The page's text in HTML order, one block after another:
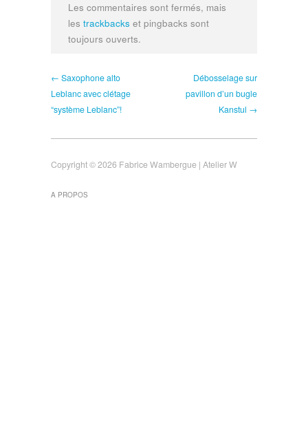
Les commentaires sont fermés, mais
les trackbacks et pingbacks sont
toujours ouverts.
← Saxophone alto
Leblanc avec clétage
“système Leblanc”!
Débosselage sur
pavillon d’un bugle
Kanstul →
Copyright © 2026 Fabrice Wambergue | Atelier W
A PROPOS